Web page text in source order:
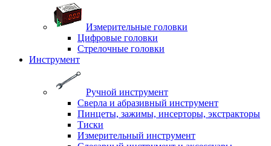
Измерительные головки
Цифровые головки
Стрелочные головки
Инструмент
Ручной инструмент
Сверла и абразивный инструмент
Пинцеты, зажимы, инсерторы, экстракторы
Тиски
Измерительный инструмент